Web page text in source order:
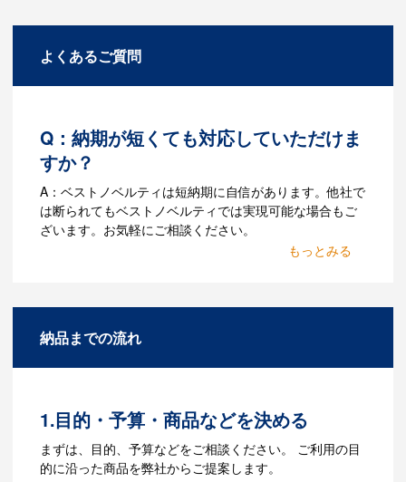
よくあるご質問
Q：納期が短くても対応していただけま
すか？
A：ベストノベルティは短納期に自信があります。他社で
は断られてもベストノベルティでは実現可能な場合もご
ざいます。お気軽にご相談ください。
があります。Adobe illustratorのaiファイ
Q：ウェブサイトに掲載され
ていないオリジナルのノベル
納品までの流れ
1.目的・予算・商品などを決める
まずは、目的、予算などをご相談ください。 ご利用の目
的に沿った商品を弊社からご提案します。